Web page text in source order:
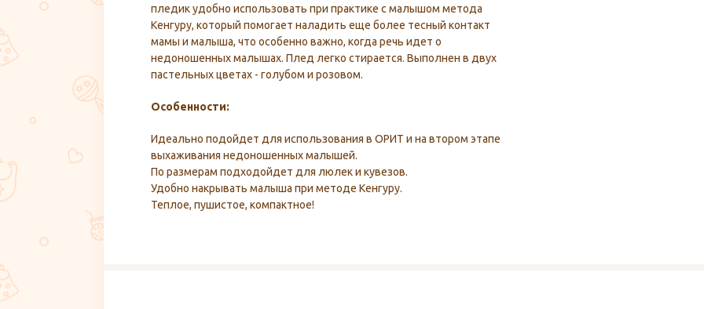
пледик удобно использовать при практике с малышом метода
Кенгуру, который помогает наладить еще более тесный контакт
мамы и малыша, что особенно важно, когда речь идет о
недоношенных малышах. Плед легко стирается. Выполнен в двух
пастельных цветах - голубом и розовом.
Особенности:
Идеально подойдет для использования в ОРИТ и на втором этапе
выхаживания недоношенных малышей.
По размерам подходойдет для люлек и кувезов.
Удобно накрывать малыша при методе Кенгуру.
Теплое, пушистое, компактное!